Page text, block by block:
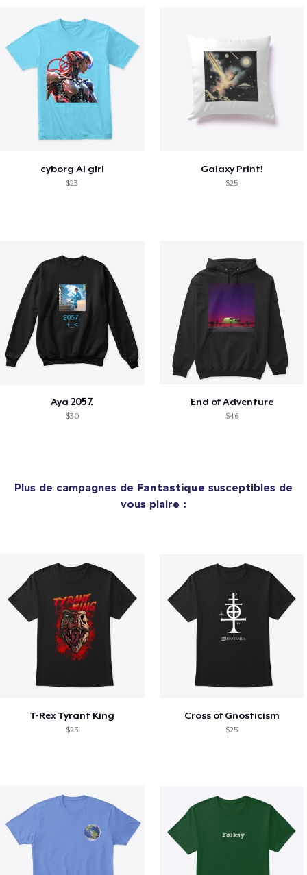
cyborg AI girl
$23
Galaxy Print!
$25
Aya 2057.
$30
End of Adventure
$46
Plus de campagnes de Fantastique susceptibles de
vous plaire :
T-Rex Tyrant King
$25
Cross of Gnosticism
$25